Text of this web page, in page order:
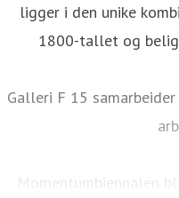
ligger i den unike
1800-tallet og
Galleri F 15